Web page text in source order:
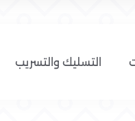
التسليك والتسريب